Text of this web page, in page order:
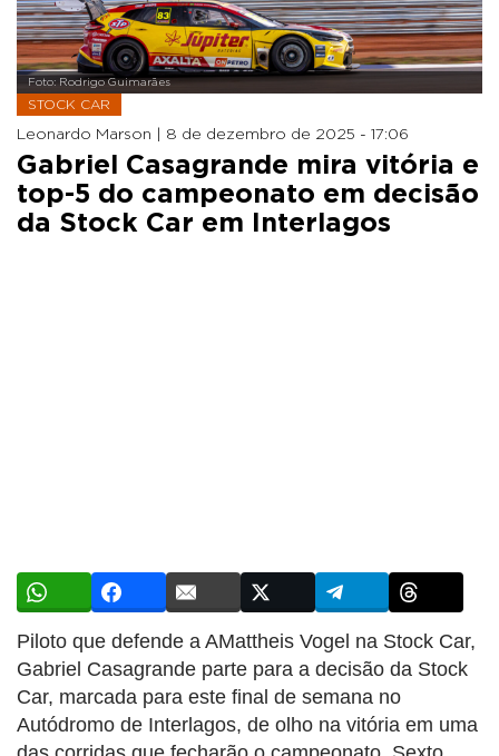
Foto: Rodrigo Guimarães
STOCK CAR
Leonardo Marson | 8 de dezembro de 2025 - 17:06
Gabriel Casagrande mira vitória e
top-5 do campeonato em decisão
da Stock Car em Interlagos
Piloto que defende a AMattheis Vogel na Stock Car,
Gabriel Casagrande parte para a decisão da Stock
Car, marcada para este final de semana no
Autódromo de Interlagos, de olho na vitória em uma